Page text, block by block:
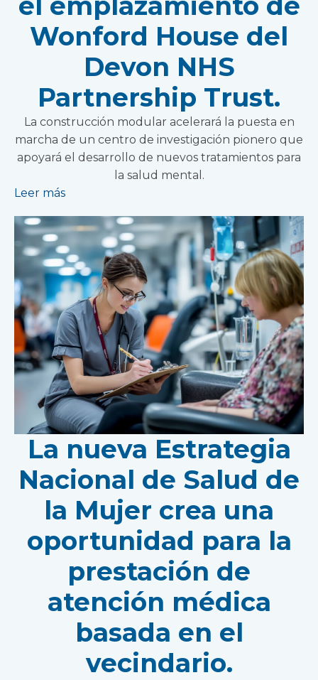
Wonford House del
Devon NHS
Partnership Trust.
La construcción modular acelerará la puesta en
marcha de un centro de investigación pionero que
apoyará el desarrollo de nuevos tratamientos para
la salud mental.
Leer más
La nueva Estrategia
Nacional de Salud de
la Mujer crea una
oportunidad para la
prestación de
atención médica
basada en el
vecindario.